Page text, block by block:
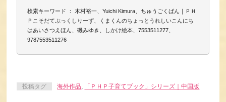
検索キーワード ： 木村裕一、Yuichi Kimura、ちゅうごくばん｜ＰＨ
Ｐこそだてぶっくしりーず、くまくんのちょっとうれしいこんにち
はあいさつえほん、磯みゆき、しかけ絵本、7553511277、
9787553511276
投稿タグ 海外作品, 「ＰＨＰ子育てブック」シリーズ｜中国版